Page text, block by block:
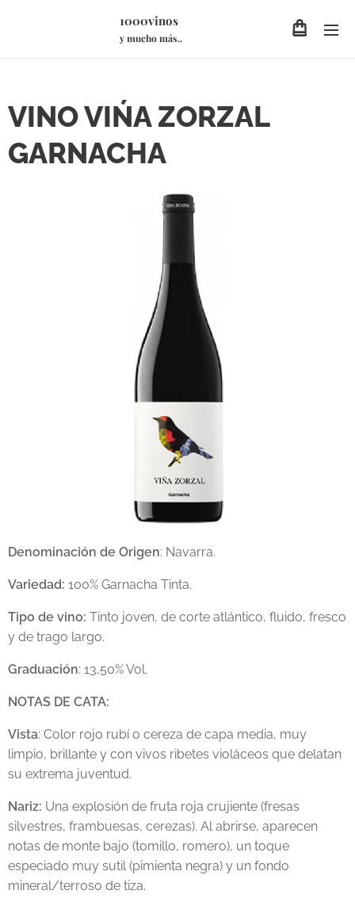
1000vinos
y mucho más..
VINO VIŃA ZORZAL
GARNACHA
Denominación de Origen: Navarra.
Variedad: 100% Garnacha Tinta.
Tipo de vino: Tinto joven, de corte atlántico, fluido, fresco
y de trago largo.
Graduación: 13,50% Vol.
NOTAS DE CATA:
Vista: Color rojo rubí o cereza de capa media, muy
limpio, brillante y con vivos ribetes violáceos que delatan
su extrema juventud.
Nariz: Una explosión de fruta roja crujiente (fresas
silvestres, frambuesas, cerezas). Al abrirse, aparecen
notas de monte bajo (tomillo, romero), un toque
especiado muy sutil (pimienta negra) y un fondo
mineral/terroso de tiza.